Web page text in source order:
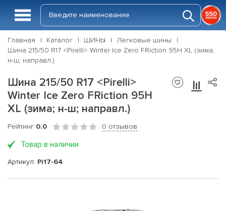
Главная Каталог ШИНЫ
Легковые шины
Шина 215/50 R17 <Pirelli> Winter Ice Zero FRiction 95H XL (зима;
н-ш; направл.)
Шина 215/50 R17 <Pirelli>
Winter Ice Zero FRiction 95H
XL (зима; н-ш; направл.)
Рейтинг 0.0 0 отзывов
Товар в наличии
Артикул: Pi17-64